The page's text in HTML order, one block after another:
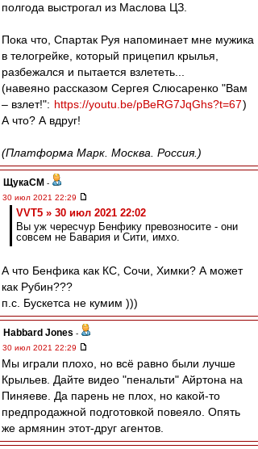
полгода выстрогал из Маслова ЦЗ.
Пока что, Спартак Руя напоминает мне мужика
в телогрейке, который прицепил крылья,
разбежался и пытается взлететь...
(навеяно рассказом Сергея Слюсаренко "Вам
– взлет!": https://youtu.be/pBeRG7JqGhs?t=67)
А что? А вдруг!
(Платформа Марк. Москва. Россия.)
ЩукаСМ -
30 июл 2021 22:29
VVT5 » 30 июл 2021 22:02
Вы уж чересчур Бенфику превозносите - они
совсем не Бавария и Сити, имхо.
А что Бенфика как КС, Сочи, Химки? А может
как Рубин???
п.с. Бускетса не кумим )))
Habbard Jones -
30 июл 2021 22:29
Мы играли плохо, но всё равно были лучше
Крыльев. Дайте видео "пенальти" Айртона на
Пиняеве. Да парень не плох, но какой-то
предпродажной подготовкой повеяло. Опять
же армянин этот-друг агентов.